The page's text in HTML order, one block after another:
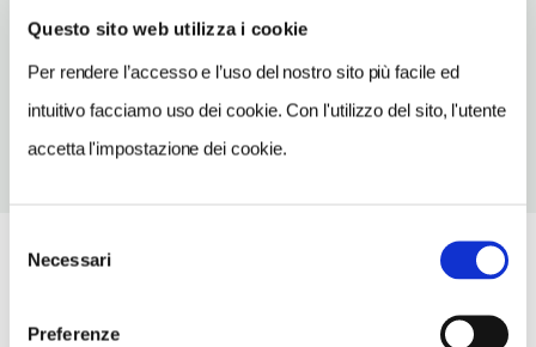
Questo sito web utilizza i cookie
Per rendere l’accesso e l’uso del nostro sito più facile ed
intuitivo facciamo uso dei cookie. Con l'utilizzo del sito, l'utente
accetta l'impostazione dei cookie.
delNecessari
Preferenze
TELEFONO
0984537109